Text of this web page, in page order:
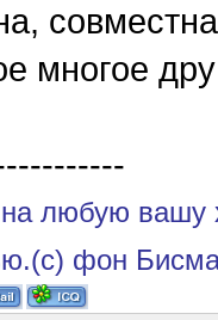
многое
любую вашу
фон